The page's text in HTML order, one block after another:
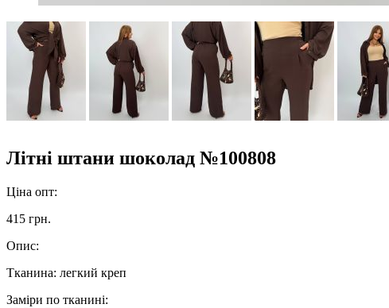
Літні штани шоколад №100808
Ціна опт:
415 грн.
Опис:
Тканина: легкий креп
Заміри по тканині: